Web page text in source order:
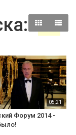
"cci"
05:21
Форум 2014 -